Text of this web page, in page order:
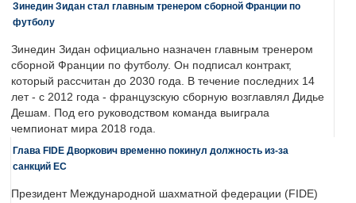
Зинедин Зидан стал главным тренером сборной Франции по
футболу
Зинедин Зидан официально назначен главным тренером
сборной Франции по футболу. Он подписал контракт,
который рассчитан до 2030 года. В течение последних 14
лет - с 2012 года - французскую сборную возглавлял Дидье
Дешам. Под его руководством команда выиграла
чемпионат мира 2018 года.
Глава FIDE Дворкович временно покинул должность из-за
санкций ЕС
Президент Международной шахматной федерации (FIDE)